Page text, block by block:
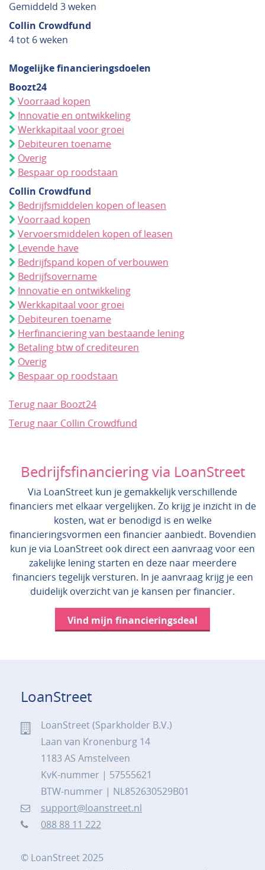
Gemiddeld 3 weken
Collin Crowdfund
4 tot 6 weken
Mogelijke financieringsdoelen
Boozt24
Voorraad kopen
Innovatie en ontwikkeling
Werkkapitaal voor groei
Debiteuren toename
Overig
Bespaar op roodstaan
Collin Crowdfund
Bedrijfsmiddelen kopen of leasen
Voorraad kopen
Vervoersmiddelen kopen of leasen
Levende have
Bedrijfspand kopen of verbouwen
Bedrijfsovername
Innovatie en ontwikkeling
Werkkapitaal voor groei
Debiteuren toename
Herfinanciering van bestaande lening
Betaling btw of crediteuren
Overig
Bespaar op roodstaan
Terug naar Boozt24
Terug naar Collin Crowdfund
Bedrijfsfinanciering via LoanStreet
Via LoanStreet kun je gemakkelijk verschillende
financiers met elkaar vergelijken. Zo krijg je inzicht in de
kosten, wat er benodigd is en welke
financieringsvormen een financier aanbiedt. Bovendien
kun je via LoanStreet ook direct een aanvraag voor een
zakelijke lening starten en deze naar meerdere
financiers tegelijk versturen. In je aanvraag krijg je een
duidelijk overzicht van je kansen per financier.
Vind mijn financieringsdeal
LoanStreet
LoanStreet (Sparkholder B.V.)
Laan van Kronenburg 14
1183 AS Amstelveen
KvK-nummer | 57555621
BTW-nummer | NL852630529B01
support@loanstreet.nl
088 88 11 222
© LoanStreet 2025